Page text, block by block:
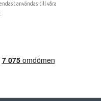
användas till våra